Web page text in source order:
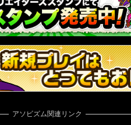
アソビズム関連リンク